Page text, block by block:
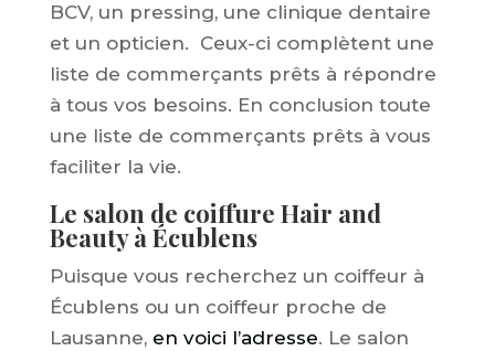
BCV, un pressing, une clinique dentaire
et un opticien. Ceux-ci complètent une
liste de commerçants prêts à répondre
à tous vos besoins. En conclusion toute
une liste de commerçants prêts à vous
faciliter la vie.
Le salon de coiffure Hair and
Beauty à Écublens
Puisque vous recherchez un coiffeur à
Écublens ou un coiffeur proche de
Lausanne, en voici l’adresse. Le salon